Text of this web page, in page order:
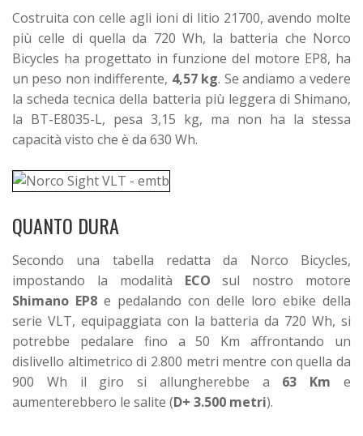
Costruita con celle agli ioni di litio 21700, avendo molte
più celle di quella da 720 Wh, la batteria che Norco
Bicycles ha progettato in funzione del motore EP8, ha
un peso non indifferente, 4,57 kg. Se andiamo a vedere
la scheda tecnica della batteria più leggera di Shimano,
la BT-E8035-L, pesa 3,15 kg, ma non ha la stessa
capacità visto che è da 630 Wh.
QUANTO DURA
Secondo una tabella redatta da Norco Bicycles,
impostando la modalità ECO sul nostro motore
Shimano EP8 e pedalando con delle loro ebike della
serie VLT, equipaggiata con la batteria da 720 Wh, si
potrebbe pedalare fino a 50 Km affrontando un
dislivello altimetrico di 2.800 metri mentre con quella da
900 Wh il giro si allungherebbe a 63 Km e
aumenterebbero le salite (D+ 3.500 metri).